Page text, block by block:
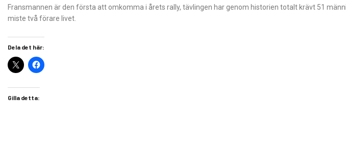
Fransmannen är den första att omkomma i årets rally, tävlingen har genom historien totalt krävt 51
miste två förare livet.
Dela det här:
Gilla detta: